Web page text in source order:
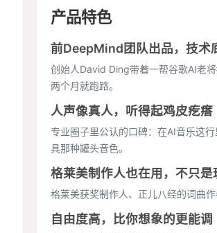
产品特色
前DeepMind团队出品，技术
创始人David Ding带着一帮谷歌AI老
两个月就跑路。
人声像真人，听得起鸡皮疙瘩
专业圈子里公认的口碑：在AI音乐这
具那种罐头音色。
格莱美制作人也在用，不只是
格莱美获奖制作人、正儿八经的词曲
自由度高，比你想象的更能调